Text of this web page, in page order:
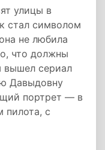
улицы в
стал символом
не любила
что должны
вышел сериал
Давыдовну
портрет — в
пилота, с